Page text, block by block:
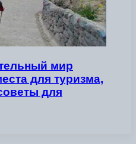
мир
для туризма,
для